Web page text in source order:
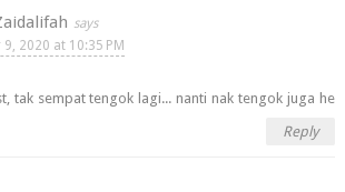
9, 2020 at 10:35 PM
tak sempat tengok lagi... nanti nak tengok juga he
Reply